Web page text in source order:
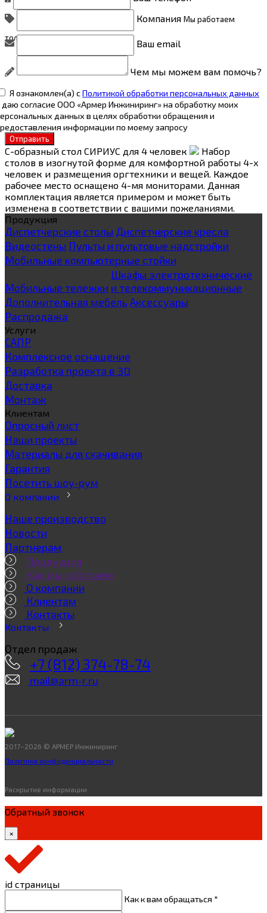
Компания Мы работаем
только с юридическими лицами
Ваш email
Чем мы можем вам помочь?
Я ознакомлен(а) сПолитикой обработки персональных данных
даю согласие ООО «Армер Инжиниринг» на обработку моих
данных в целях обработки обращения и
информации по моему запросу
Отправить
С-образный стол СИРИУС для 4 человек
Набор
столов в изогнутой форме для комфортной работы 4-х
человек и размещения оргтехники и вещей. Каждое
рабочее место оснащено 4-мя мониторами. Данная
комплектация является примером и может быть
изменена в соответствии с вашими пожеланиями.
Продукция
Диспетчерские столы Диспетчерские кресла
Видеостены Пульты и пультовые надстройки
Мобильные компьютерные стойки
Мобильные тележки
Шкафы электротехнические
и телекоммуникационные
Дополнительная мебель Аксессуары
Распродажа
Услуги
САПР
Комплексное оснащение
Разработка проекта в 3D
Доставка
Монтаж
Клиентам
Опросный лист
Наши проекты
Материалы для скачивания
Гарантия
Посетить шоу-рум
О компании
Наше производство
Новости
Партнерам
Продукция
Как мы работаем
О компании
Клиентам
Контакты
Контакты
Отдел продаж
+7 (812) 374-78-74
mail@arm-r.ru
2017–2026 © АРМЕР Инжиниринг
Политика конфиденциальности
Раскрытие информации
Обратный звонок
×
id страницы
Как к вам обращаться *